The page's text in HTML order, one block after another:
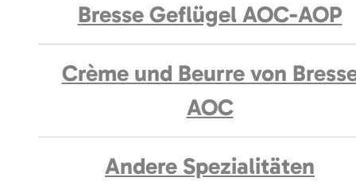
Bresse Geflügel AOC-AOP
Crème und Beurre von
AOC
Andere Spezialitäten